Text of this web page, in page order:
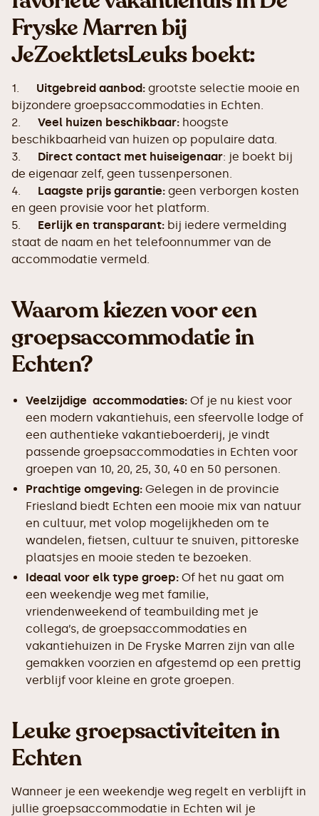
Fryske Marren bij
JeZoektIetsLeuks boekt:
1. Uitgebreid aanbod: grootste selectie mooie en
bijzondere groepsaccommodaties in Echten.
2. Veel huizen beschikbaar: hoogste
beschikbaarheid van huizen op populaire data.
3. Direct contact met huiseigenaar: je boekt bij
de eigenaar zelf, geen tussenpersonen.
4. Laagste prijs garantie: geen verborgen kosten
en geen provisie voor het platform.
5. Eerlijk en transparant: bij iedere vermelding
staat de naam en het telefoonnummer van de
accommodatie vermeld.
Waarom kiezen voor een
groepsaccommodatie in
Echten?
Veelzijdige accommodaties: Of je nu kiest voor
een modern vakantiehuis, een sfeervolle lodge of
een authentieke vakantieboerderij, je vindt
passende groepsaccommodaties in Echten voor
groepen van 10, 20, 25, 30, 40 en 50 personen.
Prachtige omgeving: Gelegen in de provincie
Friesland biedt Echten een mooie mix van natuur
en cultuur, met volop mogelijkheden om te
wandelen, fietsen, cultuur te snuiven, pittoreske
plaatsjes en mooie steden te bezoeken.
Ideaal voor elk type groep: Of het nu gaat om
een weekendje weg met familie,
vriendenweekend of teambuilding met je
collega’s, de groepsaccommodaties en
vakantiehuizen in De Fryske Marren zijn van alle
gemakken voorzien en afgestemd op een prettig
verblijf voor kleine en grote groepen.
Leuke groepsactiviteiten in
Echten
Wanneer je een weekendje weg regelt en verblijft in
jullie groepsaccommodatie in Echten wil je